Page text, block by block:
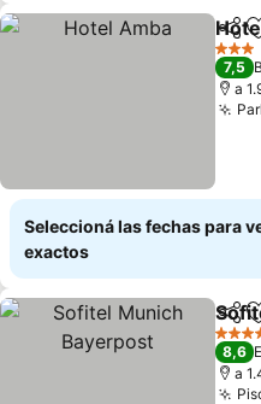
3
7,5
a
Seleccioná las fechas para
exactos
5
8,6
a